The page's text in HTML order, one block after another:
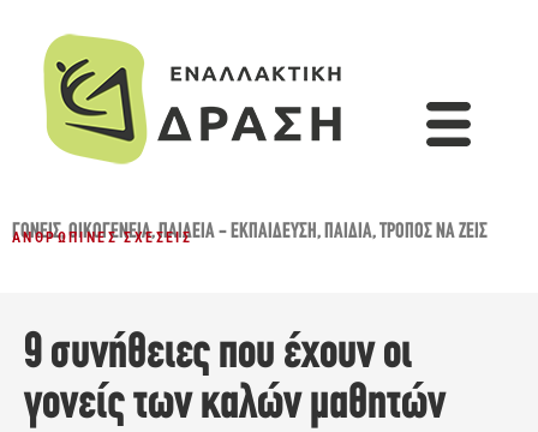
ΓΟΝΕΊΣ,ΟΙΚΟΓΈΝΕΙΑ,ΠΑΙΔΕΊΑ - ΕΚΠΑΊΔΕΥΣΗ,ΠΑΙΔΙΆ,ΤΡΌΠΟΣ ΝΑ ΖΕΙΣ
ΑΝΘΡΏΠΙΝΕΣ ΣΧΈΣΕΙΣ
9 συνήθειες που έχουν οι
γονείς των καλών μαθητών